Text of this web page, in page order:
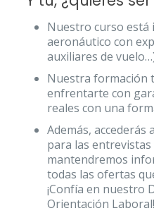
Nuestro curso
aeronáutico con
auxiliares de
Nuestra formación
enfrentarte con
reales con una
Además,
para las entrevistas
mantendremos
todas las ofertas
¡Confía en nuestro
Orientación Laboral!